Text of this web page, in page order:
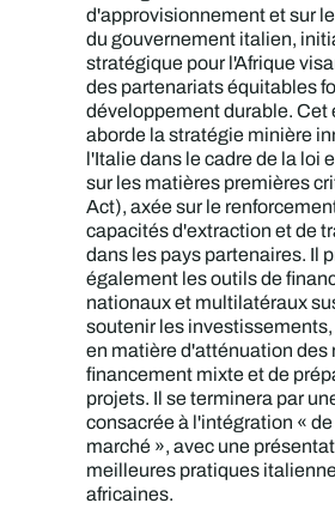
d'approvisionnement et sur
du gouvernement italien,
stratégique pour l'Afrique
des partenariats équitables
développement durable. Cet
aborde la stratégie minière
l'Italie dans le cadre de la loi
sur les matières premières
Act), axée sur le
capacités d'extraction et de
dans les pays partenaires. Il
également les outils de
nationaux et multilatéraux
soutenir les
en matière d'atténuation des
financement mixte et de
projets. Il se terminera par
consacrée à l'intégration «
marché », avec une
meilleures pratiques
africaines.